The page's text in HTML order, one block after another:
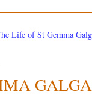
Life of St Gemma